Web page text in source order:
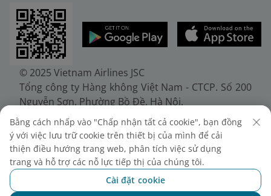
© 2025 Vietnam Airlines JSC
Tổng công ty Hàng không Việt Nam - CTCP. Số 200
Nguyễn Sơn, Phường Bồ Đề, Hà Nội.
Điện thoại: (+84-24) 38272289. Fax: (+84-24)
38722375
Giấy chứng nhận đăng ký doanh nghiệp, mã số
doanh nghiệp 0100107518, đăng ký lần đầu ngày
30/6/2010, đăng ký thay đổi lần thứ 10 ngày
24/7/2025, cấp bởi Sở Tài chính Thành phố Hà Nội.
Bằng cách nhấp vào "Chấp nhận tất cả cookie", bạn đồng
ý với việc lưu trữ cookie trên thiết bị của mình để cải
thiện điều hướng trang web, phân tích việc sử dụng
trang và hỗ trợ các nỗ lực tiếp thị của chúng tôi.
Cài đặt cookie